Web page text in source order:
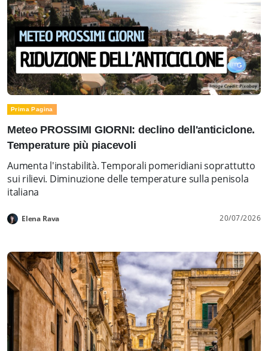
Prima Pagina
Meteo PROSSIMI GIORNI: declino dell'anticiclone.
Temperature più piacevoli
Aumenta l'instabilità. Temporali pomeridiani soprattutto
sui rilievi. Diminuzione delle temperature sulla penisola
italiana
Elena Rava 20/07/2026